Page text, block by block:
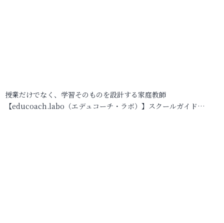
授業だけでなく、学習そのものを設計する家庭教師
【educoach.labo（エデュコーチ・ラボ）】スクールガイド…